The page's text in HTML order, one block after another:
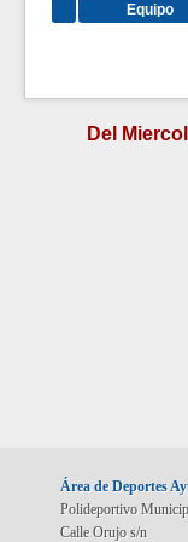
Equipo
Del
Área de Deportes
Polideportivo
Calle Orujo s/n